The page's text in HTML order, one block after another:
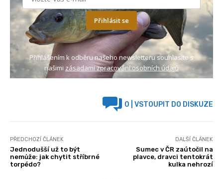
Přihlásit se
Přihlášením k odběru našeho newsletteru souhlasíte s
našimi zásadami zpracování osobních údajů
0 | VSTOUPIT DO DISKUZE
PŘEDCHOZÍ ČLÁNEK
Jednodušší už to být
nemůže: jak chytit stříbrné
torpédo?
DALŠÍ ČLÁNEK
Sumec v ČR zaútočil na
plavce, dravci tentokrát
kulka nehrozí